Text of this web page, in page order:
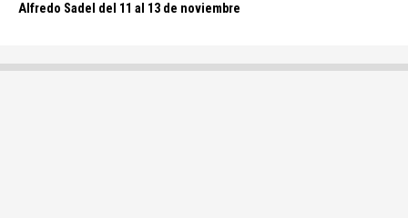
Alfredo Sadel del 11 al 13 de noviembre